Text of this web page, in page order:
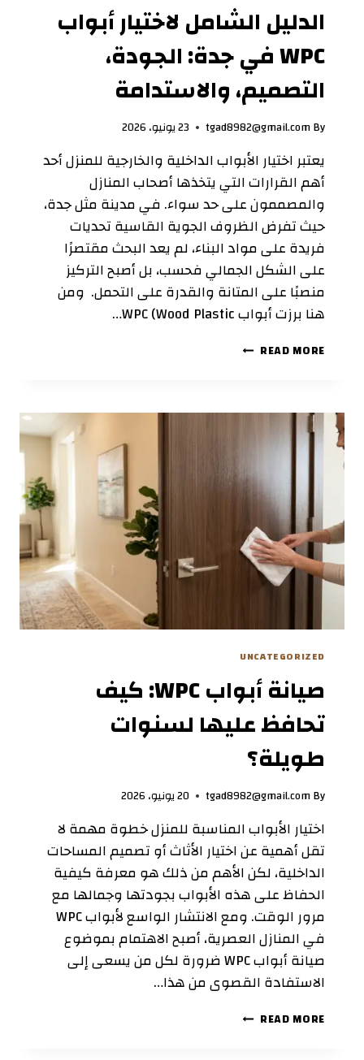
الدليل الشامل لاختيار أبواب
WPC في جدة: الجودة،
التصميم، والاستدامة
By
tgad8982@gmail.com 23 يونيو، 2026
يعتبر اختيار الأبواب الداخلية والخارجية للمنزل أحد
أهم القرارات التي يتخذها أصحاب المنازل
والمصممون على حد سواء. في مدينة مثل جدة،
حيث تفرض الظروف الجوية القاسية تحديات
فريدة على مواد البناء، لم يعد البحث مقتصرًا
على الشكل الجمالي فحسب، بل أصبح التركيز
منصبًا على المتانة والقدرة على التحمل. ومن
هنا برزت أبواب WPC (Wood Plastic…
READ MORE الدليل
WPC
التصميم،
والاستدامة
UNCATEGORIZED
صيانة أبواب WPC: كيف
تحافظ عليها لسنوات
طويلة؟
By
tgad8982@gmail.com 20 يونيو، 2026
اختيار الأبواب المناسبة للمنزل خطوة مهمة لا
تقل أهمية عن اختيار الأثاث أو تصميم المساحات
الداخلية، لكن الأهم من ذلك هو معرفة كيفية
الحفاظ على هذه الأبواب بجودتها وجمالها مع
مرور الوقت. ومع الانتشار الواسع لأبواب WPC
في المنازل العصرية، أصبح الاهتمام بموضوع
صيانة أبواب WPC ضرورة لكل من يسعى إلى
الاستفادة القصوى من هذا…
READ MORE صيانة